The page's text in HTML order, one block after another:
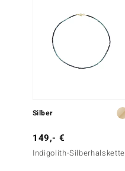
BY DE MELO
Silber
149,- €
Indigolith-Silberhalskette